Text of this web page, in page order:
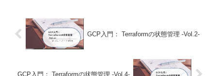
GCP入門： Terraformの状態管理 -Vol.2-
GCP入門： Terraformの状態管理 -Vol.4-